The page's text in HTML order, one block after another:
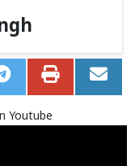
Youtube